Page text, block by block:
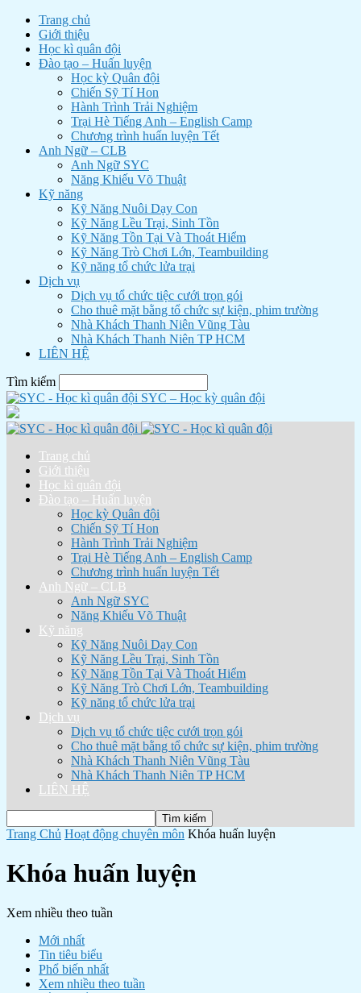
Trang chủ
Giới thiệu
Học kì quân đội
Đào tạo – Huấn luyện
Học kỳ Quân đội
Chiến Sỹ Tí Hon
Hành Trình Trải Nghiệm
Trại Hè Tiếng Anh – English Camp
Chương trình huấn luyện Tết
Anh Ngữ – CLB
Anh Ngữ SYC
Năng Khiếu Võ Thuật
Kỹ năng
Kỹ Năng Nuôi Dạy Con
Kỹ Năng Lều Trại, Sinh Tồn
Kỹ Năng Tồn Tại Và Thoát Hiểm
Kỹ Năng Trò Chơi Lớn, Teambuilding
Kỹ năng tổ chức lửa trại
Dịch vụ
Dịch vụ tổ chức tiệc cưới trọn gói
Cho thuê mặt bằng tổ chức sự kiện, phim trường
Nhà Khách Thanh Niên Vũng Tàu
Nhà Khách Thanh Niên TP HCM
LIÊN HỆ
Tìm kiếm
SYC – Học kỳ quân đội
Trang chủ
Giới thiệu
Học kì quân đội
Đào tạo – Huấn luyện
Học kỳ Quân đội
Chiến Sỹ Tí Hon
Hành Trình Trải Nghiệm
Trại Hè Tiếng Anh – English Camp
Chương trình huấn luyện Tết
Anh Ngữ – CLB
Anh Ngữ SYC
Năng Khiếu Võ Thuật
Kỹ năng
Kỹ Năng Nuôi Dạy Con
Kỹ Năng Lều Trại, Sinh Tồn
Kỹ Năng Tồn Tại Và Thoát Hiểm
Kỹ Năng Trò Chơi Lớn, Teambuilding
Kỹ năng tổ chức lửa trại
Dịch vụ
Dịch vụ tổ chức tiệc cưới trọn gói
Cho thuê mặt bằng tổ chức sự kiện, phim trường
Nhà Khách Thanh Niên Vũng Tàu
Nhà Khách Thanh Niên TP HCM
LIÊN HỆ
Trang Chủ Hoạt động chuyên môn Khóa huấn luyện
Khóa huấn luyện
Xem nhiều theo tuần
Mới nhất
Tin tiêu biểu
Phổ biến nhất
Xem nhiều theo tuần